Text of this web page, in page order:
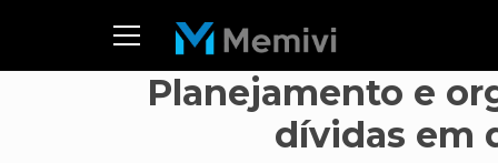
Planejamento e
dívidas em